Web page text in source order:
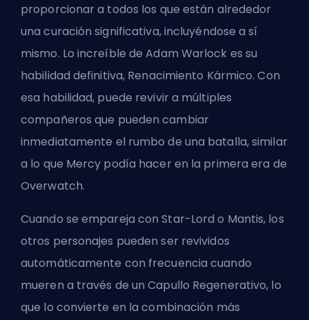
proporcionar a todos los que están alrededor
una curación significativa, incluyéndose a sí
mismo. Lo increíble de Adam Warlock es su
habilidad definitiva, Renacimiento Kármico. Con
esa habilidad, puede revivir a múltiples
compañeros que pueden cambiar
inmediatamente el rumbo de una batalla, similar
a lo que Mercy podía hacer en la primera era de
Overwatch.
Cuando se empareja con Star-Lord o Mantis, los
otros personajes pueden ser revividos
automáticamente con frecuencia cuando
mueren a través de un Capullo Regenerativo, lo
que lo convierte en la combinación más